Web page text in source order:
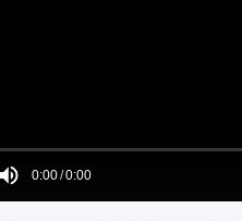
Mute0:00/0:00